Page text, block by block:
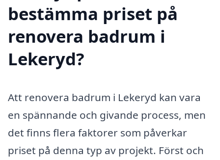
bestämma priset på
renovera badrum i
Lekeryd?
Att renovera badrum i Lekeryd kan vara
en spännande och givande process, men
det finns flera faktorer som påverkar
priset på denna typ av projekt. Först och